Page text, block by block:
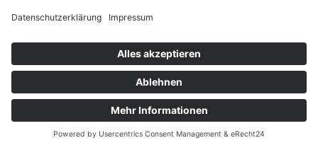
geschlafen.“
Impressum
Datenschutzerklärung/ Gesundheitswelt © 2024